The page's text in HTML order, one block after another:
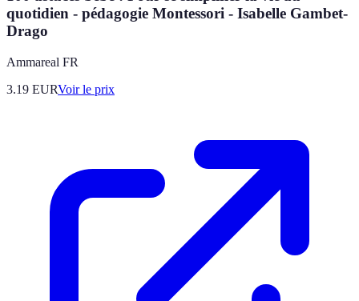
quotidien - pédagogie Montessori - Isabelle Gambet-
Drago
Ammareal FR
3.19 EURVoir le prix